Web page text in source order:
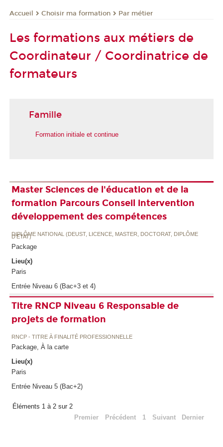
Accueil Choisir ma formation Par métier
Les formations aux métiers de
Coordinateur / Coordinatrice de
formateurs
Famille
Formation initiale et continue
Master Sciences de l'éducation et de la
formation Parcours Conseil intervention
développement des compétences
DIPLÔME NATIONAL (DEUST, LICENCE, MASTER, DOCTORAT, DIPLÔME
D'ETAT)
Package
Lieu(x)
Paris
Entrée Niveau 6 (Bac+3 et 4)
Titre RNCP Niveau 6 Responsable de
projets de formation
RNCP - TITRE À FINALITÉ PROFESSIONNELLE
Package, À la carte
Lieu(x)
Paris
Entrée Niveau 5 (Bac+2)
Éléments 1 à 2 sur 2
Premier
Précédent 1 Suivant Dernier